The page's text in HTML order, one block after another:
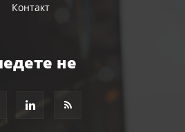
Контакт
не